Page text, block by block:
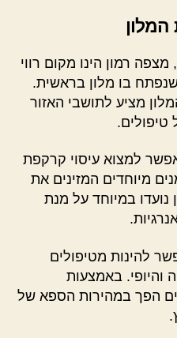
מצפה רמון הינו מקום רווי
בו מלון בראשית.
מציע לתושבי האזור
טיפולים.
למצוא עיסוי קרקפת
מיוחדים המזינים את
נועדו במיוחד על מנת
להינות מטיפולים
והיופי. באמצעות
הפך במהירות הספא של